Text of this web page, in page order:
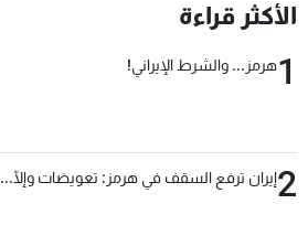
الأكثر قراءة
1هرمز... والشرط الإيراني!
2إيران ترفع السقف في هرمز: تعويضات وإلّا...